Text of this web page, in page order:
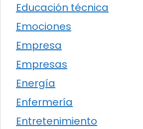
Educación técnica
Emociones
Empresa
Empresas
Energía
Enfermería
Entretenimiento